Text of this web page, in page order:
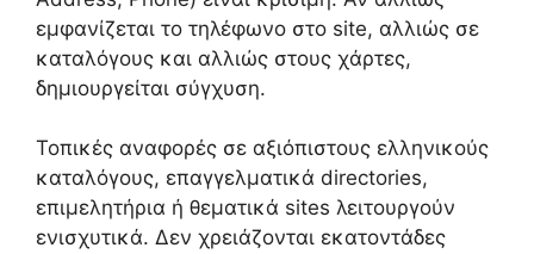
εμφανίζεται το τηλέφωνο στο site, αλλιώς σε
καταλόγους και αλλιώς στους χάρτες,
δημιουργείται σύγχυση.
Τοπικές αναφορές σε αξιόπιστους ελληνικούς
καταλόγους, επαγγελματικά directories,
επιμελητήρια ή θεματικά sites λειτουργούν
ενισχυτικά. Δεν χρειάζονται εκατοντάδες